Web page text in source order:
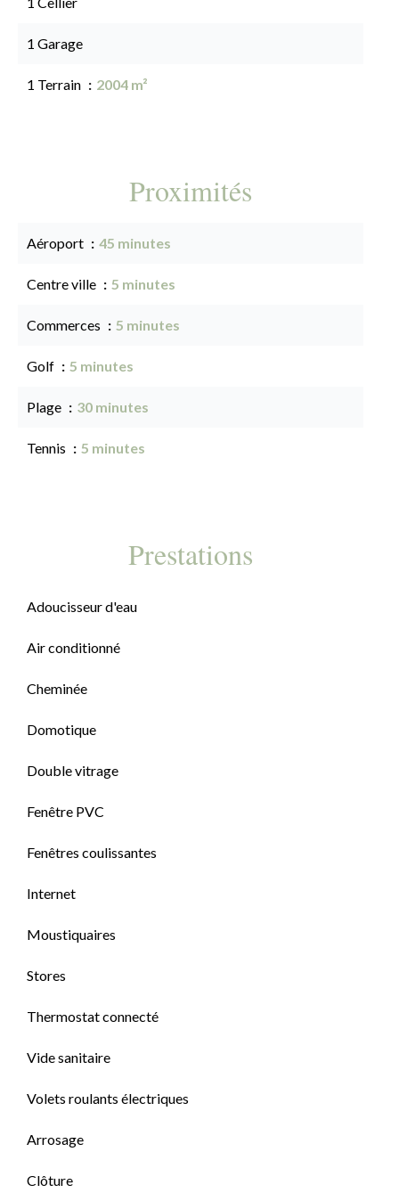
1 Garage
1 Terrain 2004 m²
Proximités
Aéroport 45 minutes
Centre ville 5 minutes
Commerces 5 minutes
Golf 5 minutes
Plage 30 minutes
Tennis 5 minutes
Prestations
Adoucisseur d'eau
Air conditionné
Cheminée
Domotique
Double vitrage
Fenêtre PVC
Fenêtres coulissantes
Internet
Moustiquaires
Stores
Thermostat connecté
Vide sanitaire
Volets roulants électriques
Arrosage
Clôture